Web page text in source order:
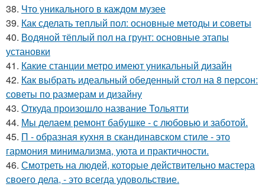
38. Что уникального в каждом музее
39. Как сделать теплый пол: основные методы и советы
40. Водяной тёплый пол на грунт: основные этапы
установки
41. Какие станции метро имеют уникальный дизайн
42. Как выбрать идеальный обеденный стол на 8 персон:
советы по размерам и дизайну
43. Откуда произошло название Тольятти
44. Мы делаем ремонт бабушке - с любовью и заботой.
45. П - образная кухня в скандинавском стиле - это
гармония минимализма, уюта и практичности.
46. Смотреть на людей, которые действительно мастера
своего дела, - это всегда удовольствие.